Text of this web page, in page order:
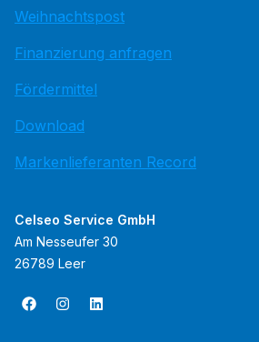
Weihnachtspost
Finanzierung anfragen
Fördermittel
Download
Markenlieferanten Record
Celseo Service GmbH
Am Nesseufer 30
26789 Leer